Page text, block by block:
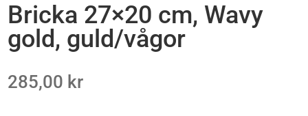
Bricka 27×20 cm, Wavy
gold, guld/vågor
285,00 kr